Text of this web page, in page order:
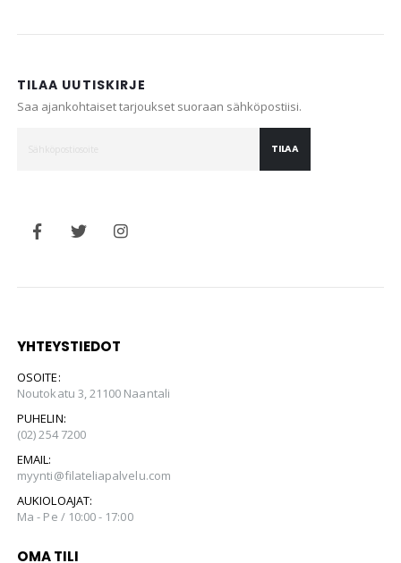
TILAA UUTISKIRJE
Saa ajankohtaiset tarjoukset suoraan sähköpostiisi.
TILAA
YHTEYSTIEDOT
OSOITE:
Noutokatu 3, 21100 Naantali
PUHELIN:
(02) 254 7200
EMAIL:
myynti@filateliapalvelu.com
AUKIOLOAJAT:
Ma - Pe / 10:00 - 17:00
OMA TILI